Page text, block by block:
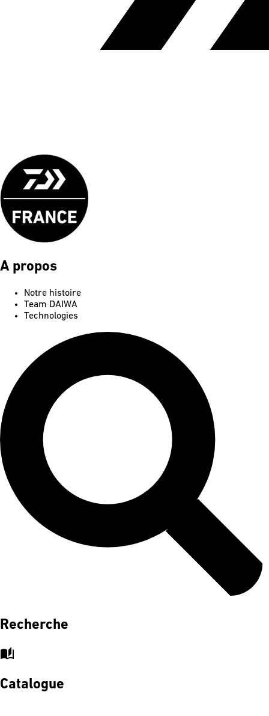
A propos
Notre histoire
Team DAIWA
Technologies
Recherche
auto_stories
Catalogue